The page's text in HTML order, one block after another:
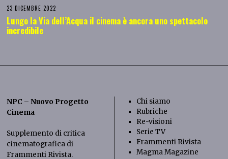
23 DICEMBRE 2022
Lungo la Via dell’Acqua il cinema è ancora uno spettacolo
incredibile
NPC – Nuovo Progetto
Cinema
Supplemento di critica
cinematografica di
Frammenti Rivista.
Chi siamo
Rubriche
Re-visioni
Serie TV
Frammenti Rivista
Magma Magazine